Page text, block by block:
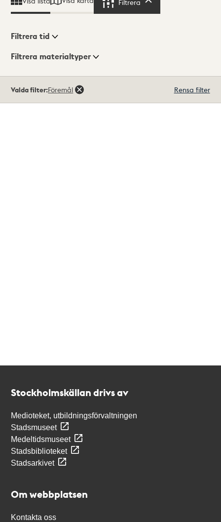
Visningsläge
Filtrera tid
Filtrera materialtyper
träffar
Valda filter:Föremål Rensa filter
Stockholmskällan drivs av
Medioteket, utbildningsförvaltningen
Stadsmuseet
Medeltidsmuseet
Stadsbiblioteket
Stadsarkivet
Om webbplatsen
Kontakta oss